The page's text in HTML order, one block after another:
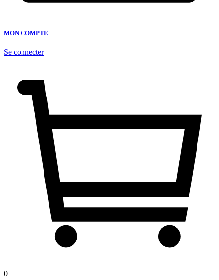
MON COMPTE
Se connecter
0